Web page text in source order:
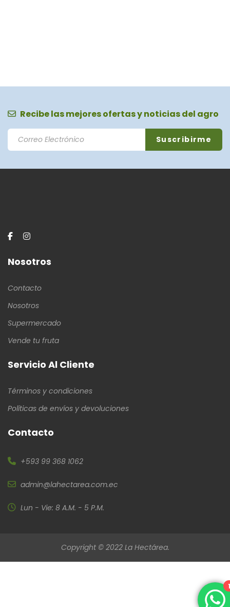
Recibe las mejores ofertas y noticias del agro
Nosotros
Contacto
Nosotros
Supermercado
Vende tu fruta
Servicio Al Cliente
Términos y condiciones
Políticas de envíos y devoluciones
Contacto
+593 99 368 1062
admin@lahectarea.com.ec
Lun - Vie: 8 A.M. - 5 P.M.
Copyright © 2022 La Hectárea.
1